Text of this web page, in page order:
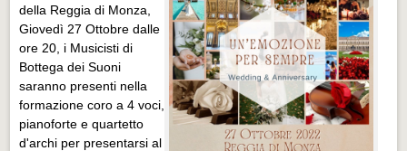
della Reggia di Monza,
Giovedì 27 Ottobre dalle
ore 20, i Musicisti di
Bottega dei Suoni
saranno presenti nella
formazione coro a 4 voci,
pianoforte e quartetto
d'archi per presentarsi al